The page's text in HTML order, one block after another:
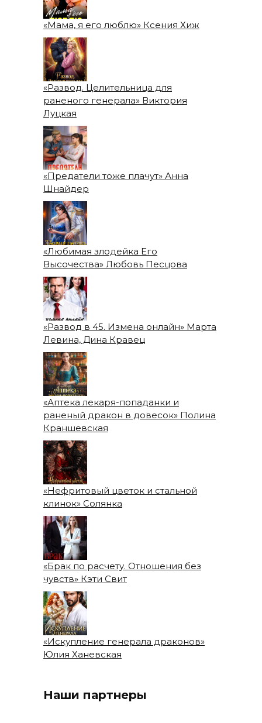
«Мама, я его люблю» Ксения Хиж
«Развод. Целительница для
раненого генерала» Виктория
Луцкая
«Предатели тоже плачут» Анна
Шнайдер
«Любимая злодейка Его
Высочества» Любовь Песцова
«Развод в 45. Измена онлайн» Марта
Левина, Дина Кравец
«Аптека лекаря-попаданки и
раненый дракон в довесок» Полина
Краншевская
«Нефритовый цветок и стальной
клинок» Солянка
«Брак по расчету. Отношения без
чувств» Кэти Свит
«Искупление генерала драконов»
Юлия Ханевская
Наши партнеры